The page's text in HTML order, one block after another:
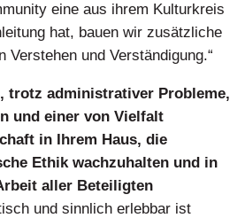
eine aus ihrem Kulturkreis
hat, bauen wir zusätzliche
Verstehen und Verständigung.“
trotz administrativer Probleme,
und einer von Vielfalt
in Ihrem Haus, die
Ethik wachzuhalten und in
aller Beteiligten
und sinnlich erlebbar ist